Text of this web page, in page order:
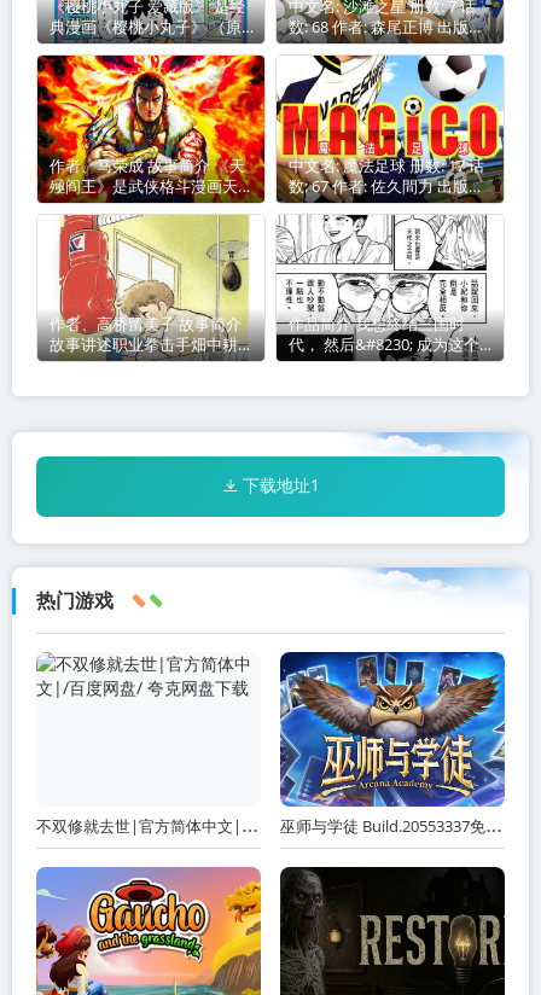
《樱桃小丸子 爱藏版》 是经
典漫画《樱桃小丸子》 （原
作：樱桃子）的精选典藏版，
台湾东立出版社于 2019年 出
版发行 最后编辑由 无
中文名: 沙滩之星 册数: 7 话
数: 68 作者: 森尾正博 出版社:
小学館 连载杂志: 週刊ヤング
サンデー→スピリッツ増刊
YSスペ
作者、马荣成 故事简介 《天
殛阎王》是武侠格斗漫画天殛
第二部
中文名: 魔法足球 册数: 17 话
数: 67 作者: 佐久間力 出版社:
講談社、東立出版社、天下出
版 连载杂志: 月刊少年ライバ
ル 别
作者、高桥留美子 故事简介
故事讲述职业拳击手畑中耕作
因暴饮
作品简介 我想终结三国时
代， 然后&#8230; 成为这个
国家全民爱戴的伟人。 令和
下载地址1
热门游戏
不双修就去世|官方简体中文|/百度网盘/ 夸克网盘下载 巫师与学徒 Build.20553337免安装中文版 夸克网盘下载